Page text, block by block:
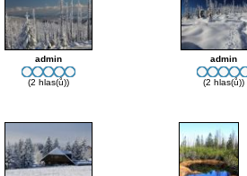
admin
(2 hlas(ů))
admin
(2 hlas(ů))